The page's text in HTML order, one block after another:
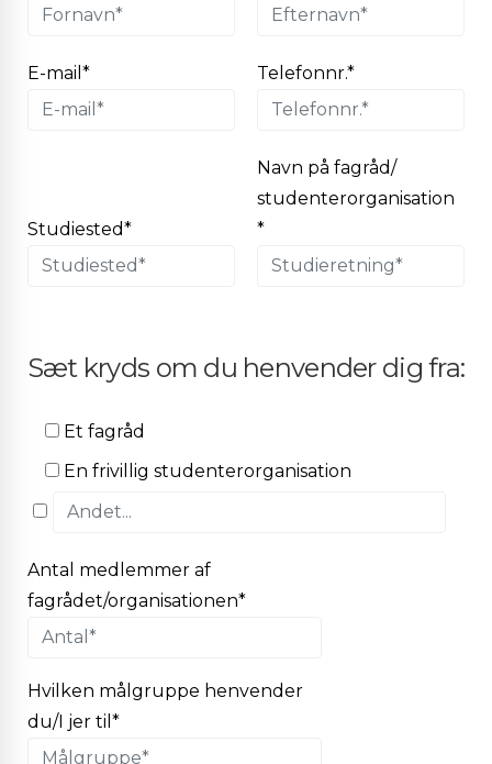
E-mail* Telefonnr.*
Studiested*
Navn på fagråd/
studenterorganisation
*
Sæt kryds om du henvender dig fra:
Et fagråd
En frivillig studenterorganisation
Antal medlemmer af
fagrådet/organisationen*
Hvilken målgruppe henvender
du/I jer til*